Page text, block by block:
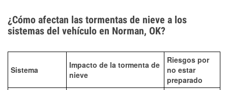
¿Cómo afectan las tormentas de nieve a los
sistemas del vehículo en Norman, OK?
Sistema
Impacto de la tormenta de
nieve
Riesgos por
no estar
preparado